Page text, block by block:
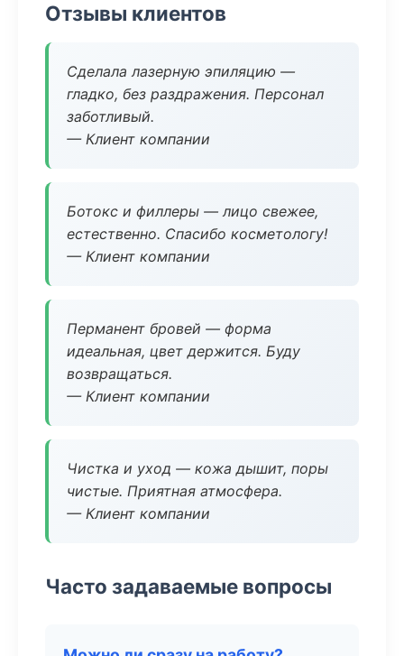
Отзывы клиентов
Сделала лазерную эпиляцию —
гладко, без раздражения. Персонал
заботливый.
— Клиент компании
Ботокс и филлеры — лицо свежее,
естественно. Спасибо косметологу!
— Клиент компании
Перманент бровей — форма
идеальная, цвет держится. Буду
возвращаться.
— Клиент компании
Чистка и уход — кожа дышит, поры
чистые. Приятная атмосфера.
— Клиент компании
Часто задаваемые вопросы